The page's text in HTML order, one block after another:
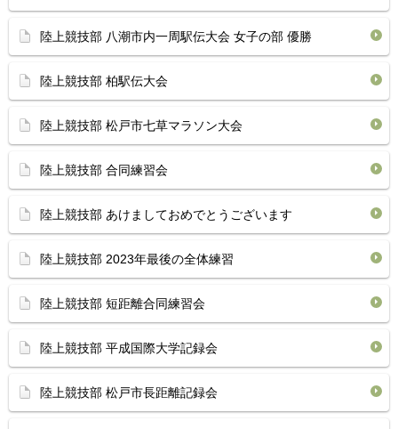
陸上競技部 八潮市内一周駅伝大会 女子の部 優勝
陸上競技部 柏駅伝大会
陸上競技部 松戸市七草マラソン大会
陸上競技部 合同練習会
陸上競技部 あけましておめでとうございます
陸上競技部 2023年最後の全体練習
陸上競技部 短距離合同練習会
陸上競技部 平成国際大学記録会
陸上競技部 松戸市長距離記録会